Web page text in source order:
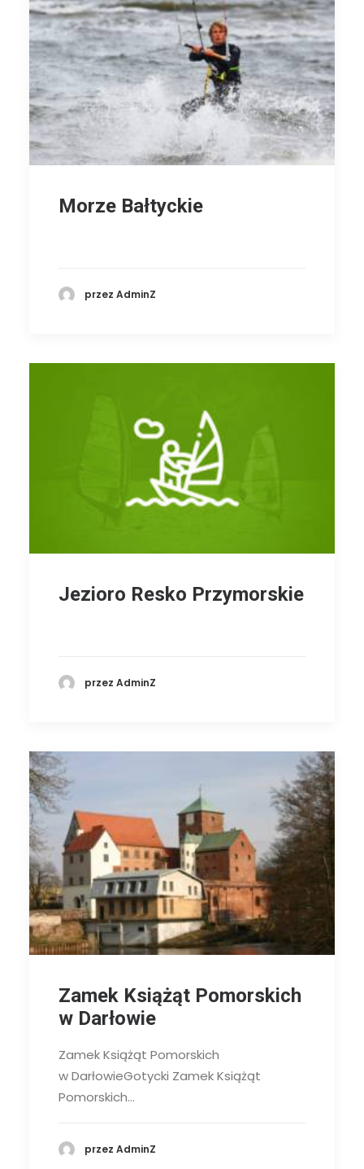
Morze Bałtyckie
przez AdminZ
Jezioro Resko Przymorskie
przez AdminZ
Zamek Książąt Pomorskich
w Darłowie
Zamek Książąt Pomorskich
w DarłowieGotycki Zamek Książąt
Pomorskich…
przez AdminZ